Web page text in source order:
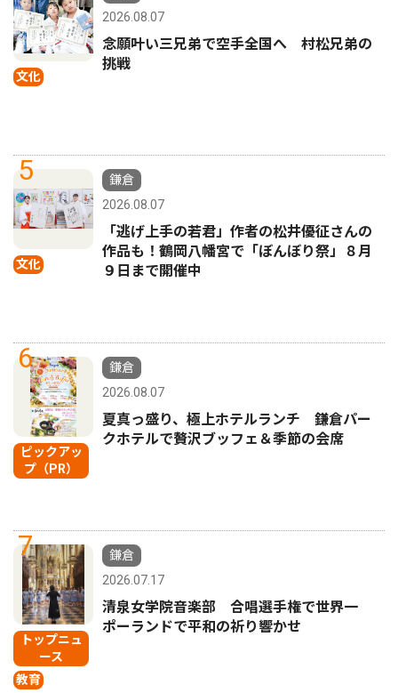
文化
2026.08.07
念願叶い三兄弟で空手全国へ 村松兄弟の
挑戦
5
文化
鎌倉
2026.08.07
「逃げ上手の若君」作者の松井優征さんの
作品も！鶴岡八幡宮で「ぼんぼり祭」８月
９日まで開催中
6
ピックアッ
プ（PR）
鎌倉
2026.08.07
夏真っ盛り、極上ホテルランチ 鎌倉パー
クホテルで贅沢ブッフェ＆季節の会席
7
トップニュ
ース
教育
鎌倉
2026.07.17
清泉女学院音楽部 合唱選手権で世界一
ポーランドで平和の祈り響かせ